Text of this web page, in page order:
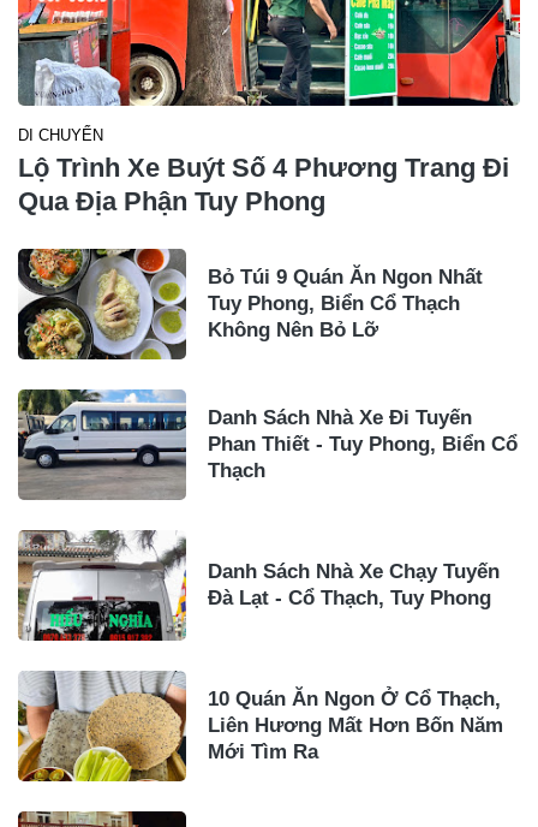
DI CHUYỂN
Lộ Trình Xe Buýt Số 4 Phương Trang Đi
Qua Địa Phận Tuy Phong
Bỏ Túi 9 Quán Ăn Ngon Nhất
Tuy Phong, Biển Cổ Thạch
Không Nên Bỏ Lỡ
Danh Sách Nhà Xe Đi Tuyến
Phan Thiết - Tuy Phong, Biển Cổ
Thạch
Danh Sách Nhà Xe Chạy Tuyến
Đà Lạt - Cổ Thạch, Tuy Phong
10 Quán Ăn Ngon Ở Cổ Thạch,
Liên Hương Mất Hơn Bốn Năm
Mới Tìm Ra